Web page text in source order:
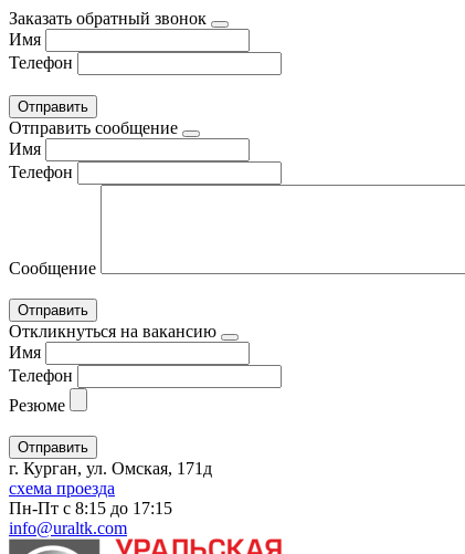
Заказать обратный звонок
Имя
Телефон
Отправить сообщение
Имя
Телефон
Сообщение
Откликнуться на вакансию
Имя
Телефон
Резюме
г. Курган, ул. Омская, 171д
схема проезда
Пн-Пт с 8:15 до 17:15
info@uraltk.com